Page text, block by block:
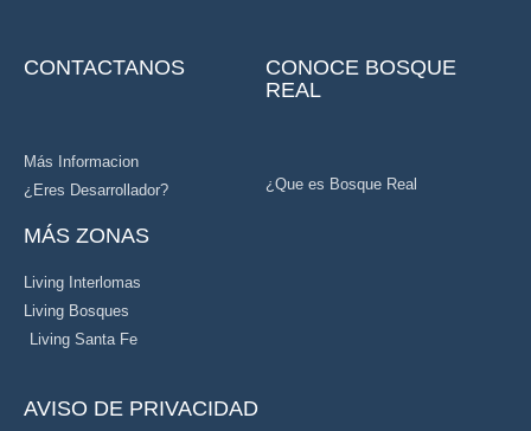
CONTACTANOS
Más Informacion
¿Eres Desarrollador?
MÁS ZONAS
Living Interlomas
Living Bosques
Living Santa Fe
CONOCE BOSQUE
REAL
¿Que es Bosque Real
AVISO DE PRIVACIDAD